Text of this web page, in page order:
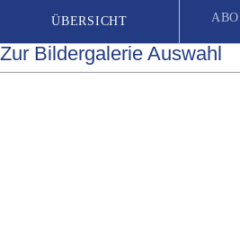
ÜBERSICHT ABO
Zur Bildergalerie Auswahl